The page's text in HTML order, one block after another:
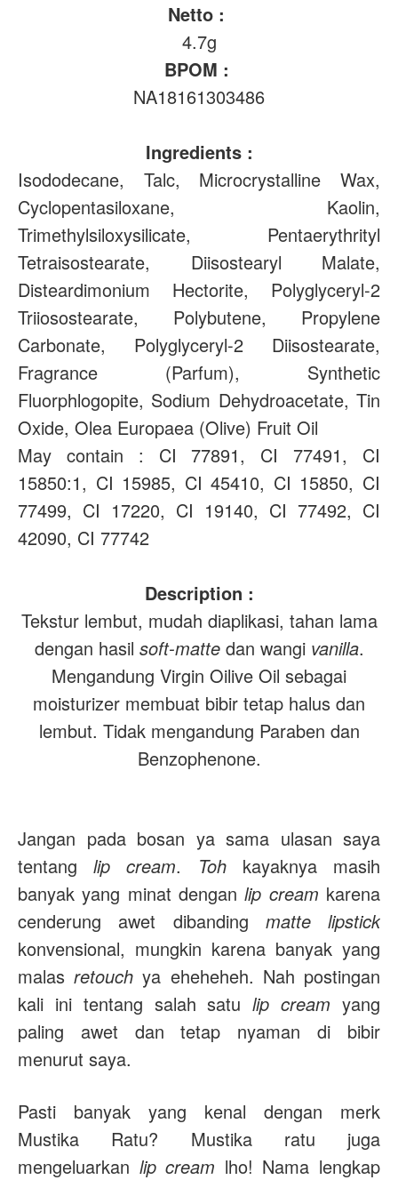
Netto :
4.7g
BPOM :
NA18161303486
Ingredients :
Isododecane, Talc, Microcrystalline Wax,
Cyclopentasiloxane, Kaolin,
Trimethylsiloxysilicate, Pentaerythrityl
Tetraisostearate, Diisostearyl Malate,
Disteardimonium Hectorite, Polyglyceryl-2
Triiosostearate, Polybutene, Propylene
Carbonate, Polyglyceryl-2 Diisostearate,
Fragrance (Parfum), Synthetic
Fluorphlogopite, Sodium Dehydroacetate, Tin
Oxide, Olea Europaea (Olive) Fruit Oil
May contain : CI 77891, CI 77491, CI
15850:1, CI 15985, CI 45410, CI 15850, CI
77499, CI 17220, CI 19140, CI 77492, CI
42090, CI 77742
Description :
Tekstur lembut, mudah diaplikasi, tahan lama
dengan hasil soft-mattedan wangi vanilla.
Mengandung Virgin Oilive Oil sebagai
moisturizer membuat bibir tetap halus dan
lembut. Tidak mengandung Paraben dan
Benzophenone.
Jangan pada bosan ya sama ulasan saya
tentanglip cream. Tohkayaknya masih
banyak yang minat denganlip cream karena
cenderung awet dibanding matte lipstick
konvensional, mungkin karena banyak yang
malasretouch ya eheheheh. Nah postingan
kali ini tentang salah satulip cream yang
paling awet dan tetap nyaman di bibir
menurut saya.
Pasti banyak yang kenal dengan merk
Mustika Ratu? Mustika ratu juga
mengeluarkan lip cream lho! Nama lengkap